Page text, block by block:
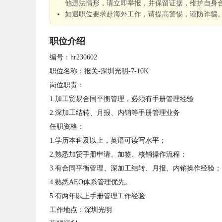
他违法情形，请立即举报，并保留证据，维护自身
如遇职位要求赴海外工作，请提高警惕，谨防诈骗。
职位介绍
编号：hr230602
职位名称：报关-深圳光明-7-10K
岗位职责：
1.加工贸易合同平衡管理，必须有手册管理经验
2.深加工结转、月报、内销等手册管理业务
任职资格：
1.学历本科及以上，英语可读写水平；
2.熟悉加贸手册申请、加签、核销操作流程；
3.有合同平衡管理、深加工结转、月报、内销操作经验；
4.熟悉AEO体系管理优先。
5.有两年以上手册管理工作经验
工作地点：深圳光明